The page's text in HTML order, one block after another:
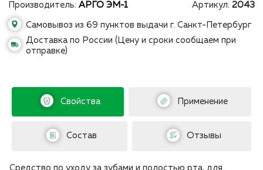
Производитель: АРГО ЭМ-1 Артикул: 2043
Самовывоз из 69 пунктов выдачи г. Санкт-Петербург
Доставка по России (Цену и сроки сообщаем при
отправке)
Свойства Применение
Состав Отзывы
Средство по уходу за зубами и полостью рта, для